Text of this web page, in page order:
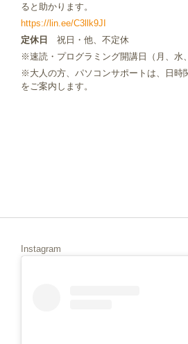
ると助かります。
https://lin.ee/C3llk9JI
定休日
祝日・他、不定休
※速読・プログラミング開講日（月、水
※大人の方、パソコンサポートは、日時
をご案内します。
Instagram